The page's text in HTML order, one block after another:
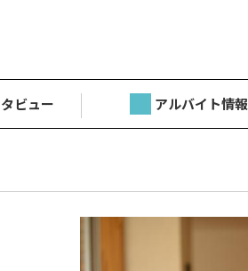
ビュー アルバイト情報